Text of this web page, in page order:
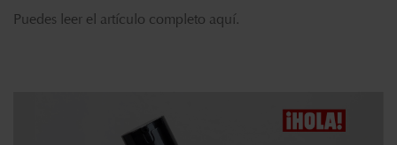
Puedes leer el artículo completo aquí.